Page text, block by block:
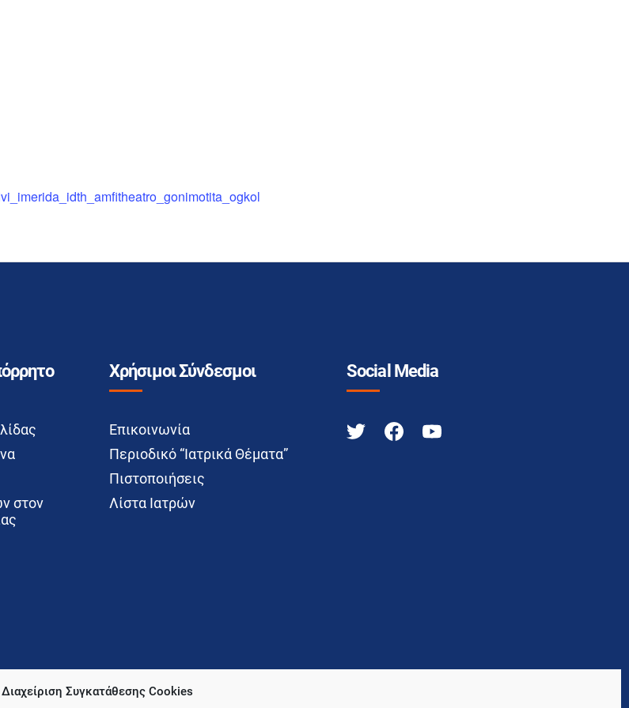
Διαχείριση Συγκατάθεσης Cookies
στον
Χρήσιμοι Σύνδεσμοι
Επικοινωνία
Περιοδικό “Ιατρικά Θέματα”
Πιστοποιήσεις
Λίστα Ιατρών
Social Media